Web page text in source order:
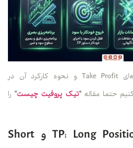
برای درک بهتر مفهوم پایه‌ای Take Profit و نحوه کارکرد آن در
حتما مقاله“تیک پروفیت چیست“را
ابزارهای بصری TP: Long Position و Short